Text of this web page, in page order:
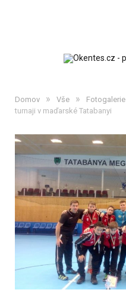
Domov » Vše » Fotogalerie
turnaji v maďarské Tatabanyi